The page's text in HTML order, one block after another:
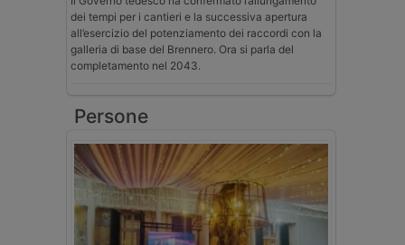
dei tempi per i cantieri e la successiva apertura
all’esercizio del potenziamento dei raccordi con la
galleria di base del Brennero. Ora si parla del
completamento nel 2043.
Persone